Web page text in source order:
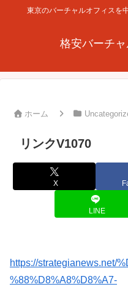
東京のバーチャルオフィスを
格安バーチ
ホーム
リンクV1070
X
LINE
https://strategianews.net/
%88%D8%A8%D8%A7-